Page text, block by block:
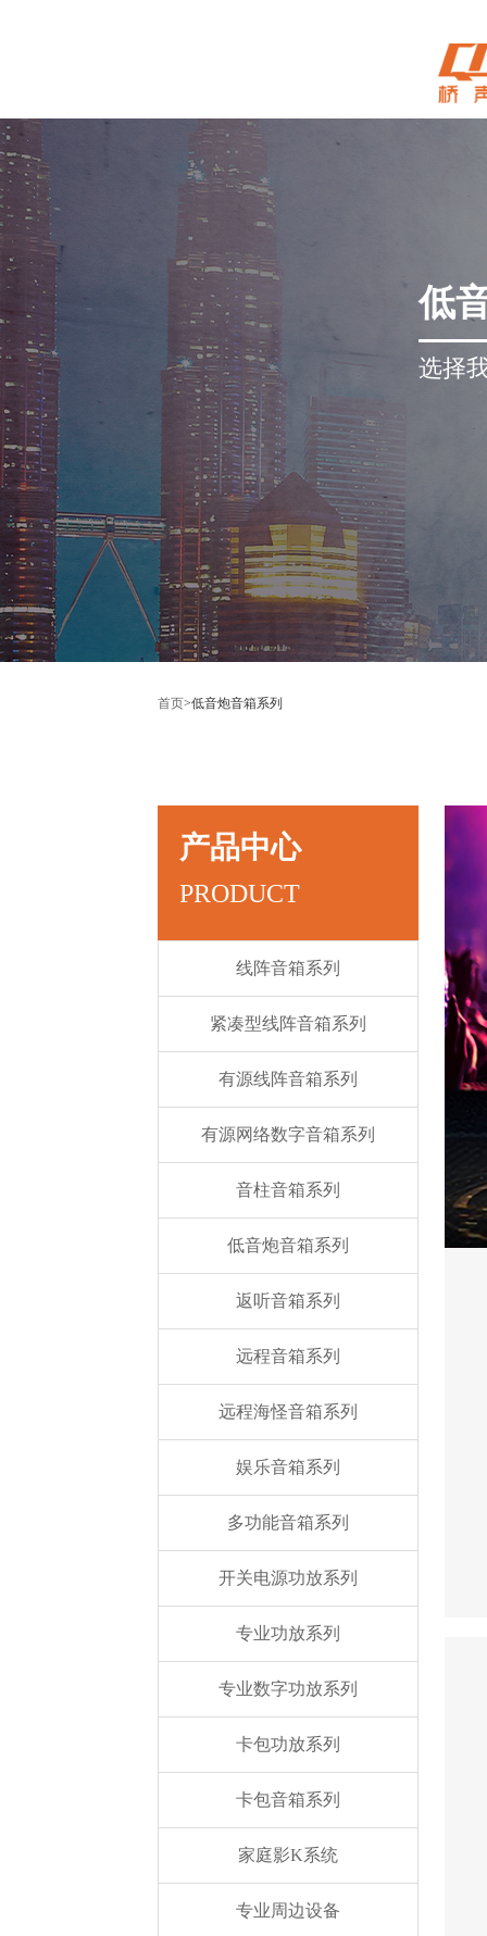
低
选择
首页>低音炮音箱系列
产品中心
PRODUCT
线阵音箱系列
紧凑型线阵音箱系列
有源线阵音箱系列
有源网络数字音箱系列
音柱音箱系列
低音炮音箱系列
返听音箱系列
远程音箱系列
远程海怪音箱系列
娱乐音箱系列
多功能音箱系列
开关电源功放系列
专业功放系列
专业数字功放系列
卡包功放系列
卡包音箱系列
家庭影K系统
专业周边设备